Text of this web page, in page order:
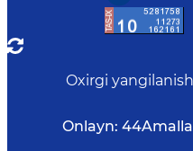
Oxirgi yangilanish
Onlayn: 44